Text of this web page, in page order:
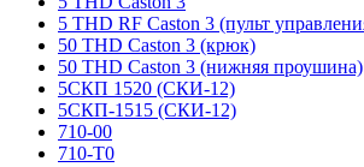
5 THD RF Caston 3 (пульт
50 THD Caston 3 (крюк)
50 THD Caston 3 (нижняя проушина)
5СКП 1520 (СКИ-12)
5СКП-1515 (СКИ-12)
710-00
710-T0